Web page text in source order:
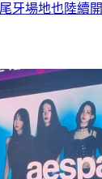
，更有人透露
牙場地也陸續